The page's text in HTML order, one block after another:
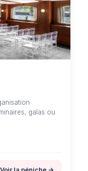
galas ou
Voir la péniche →